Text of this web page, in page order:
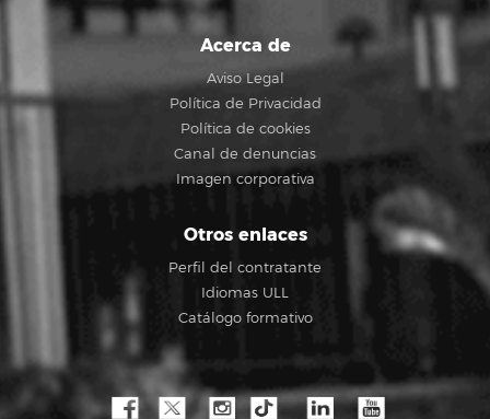
Acerca de
Aviso Legal
Política de Privacidad
Política de cookies
Canal de denuncias
Imagen corporativa
Otros enlaces
Perfil del contratante
Idiomas ULL
Catálogo formativo